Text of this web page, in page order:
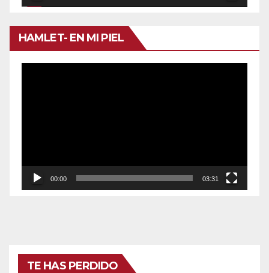
HAMLET- EN MI PIEL
00:00 03:31
TE HAS PERDIDO